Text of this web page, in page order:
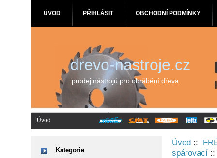
ÚVOD PŘIHLÁSIT OBCHODNÍ PODMÍNKY
drevo-nastroje.cz
prodej nástrojů pro obrábění dřeva
Úvod
Kategorie
Úvod ::
spárovací ::